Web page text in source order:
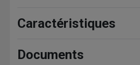
Caractéristiques
Documents